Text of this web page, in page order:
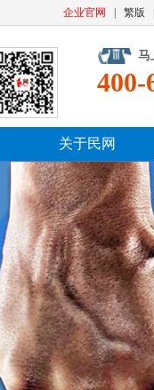
企业官网 繁版
马
400-
关于民网